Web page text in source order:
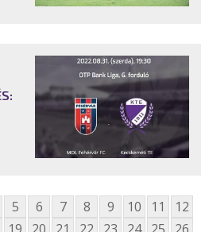
5 6 7 8 9 10 11
12